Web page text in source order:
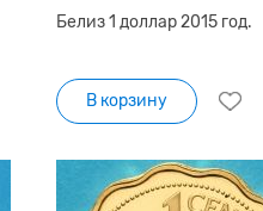
Белиз 1 доллар 2015 год.
В корзину